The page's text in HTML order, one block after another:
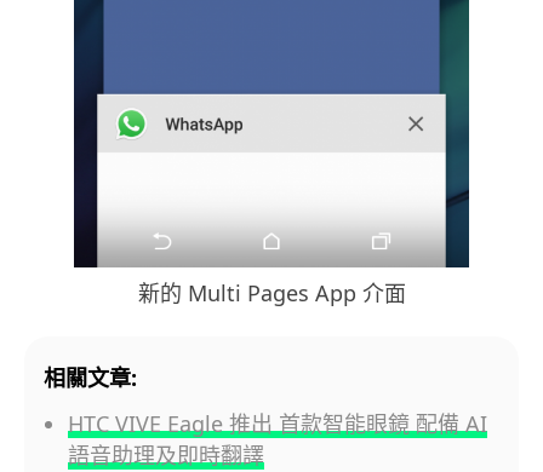
新的 Multi Pages App 介面
相關文章:
HTC VIVE Eagle 推出 首款智能眼鏡 配備 AI
語音助理及即時翻譯